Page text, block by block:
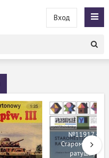
Вход
№11917 -
Староместская
ратуша /